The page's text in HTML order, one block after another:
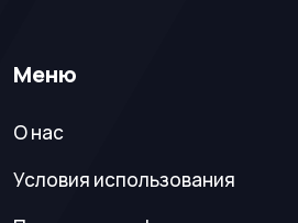
Меню
О нас
Условия использования